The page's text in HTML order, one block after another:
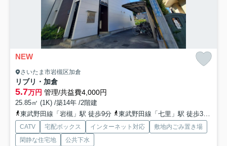
NEW
さいたま市岩槻区加倉
リブリ・加倉
5.7万円 管理/共益費4,000円
25.85㎡ (1K) /築14年 /2階建
東武野田線「岩槻」駅 徒歩9分
東武野田線「七里」駅 徒歩38分
CATV 宅配ボックス インターネット対応
敷地内ごみ置き場
閑静な住宅地
公共下水